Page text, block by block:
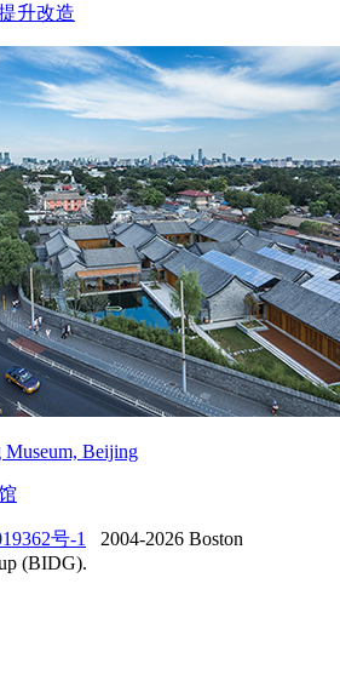
升改造
Beijing
号-1
2004-2026 Boston
(BIDG).